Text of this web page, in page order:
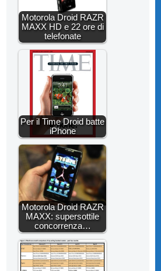
Motorola Droid RAZR
MAXX HD e 22 ore di
telefonate
Per il Time Droid batte
iPhone
Motorola Droid RAZR
MAXX: supersottile
concorrenza…